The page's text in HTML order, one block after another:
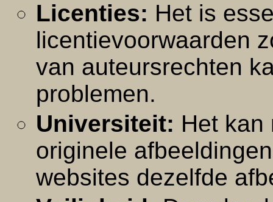
Licenties: Het is
licentievoorwaarden
van auteursrechten
problemen.
Universiteit: Het kan
originele
websites dezelfde